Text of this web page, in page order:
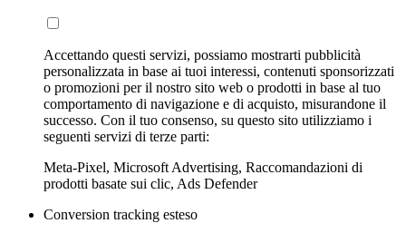
Accettando questi servizi, possiamo mostrarti pubblicità
personalizzata in base ai tuoi interessi, contenuti sponsorizzati
o promozioni per il nostro sito web o prodotti in base al tuo
comportamento di navigazione e di acquisto, misurandone il
successo. Con il tuo consenso, su questo sito utilizziamo i
seguenti servizi di terze parti:
Meta-Pixel, Microsoft Advertising, Raccomandazioni di
prodotti basate sui clic, Ads Defender
Conversion tracking esteso